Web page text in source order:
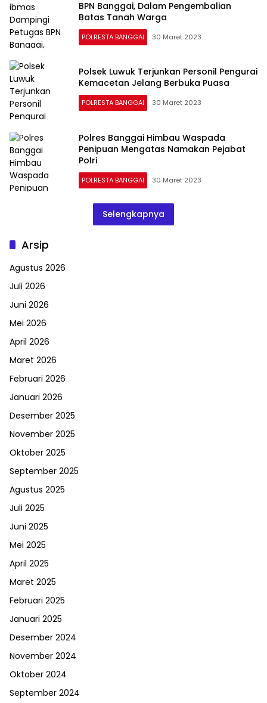
BPN Banggai, Dalam Pengembalian
Batas Tanah Warga
POLRESTA BANGGAI 30 Maret 2023
Polsek Luwuk Terjunkan Personil Pengurai
Kemacetan Jelang Berbuka Puasa
POLRESTA BANGGAI 30 Maret 2023
Polres Banggai Himbau Waspada
Penipuan Mengatas Namakan Pejabat
Polri
POLRESTA BANGGAI 30 Maret 2023
Selengkapnya
Arsip
Agustus 2026
Juli 2026
Juni 2026
Mei 2026
April 2026
Maret 2026
Februari 2026
Januari 2026
Desember 2025
November 2025
Oktober 2025
September 2025
Agustus 2025
Juli 2025
Juni 2025
Mei 2025
April 2025
Maret 2025
Februari 2025
Januari 2025
Desember 2024
November 2024
Oktober 2024
September 2024